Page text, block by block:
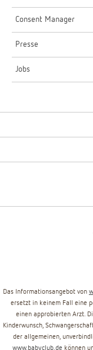
Consent Manager
Presse
Jobs
Das Informationsangebot von
ersetzt in keinem Fall eine
einen approbierten Arzt.
Kinderwunsch,
der allgemeinen,
www.babyclub.de können